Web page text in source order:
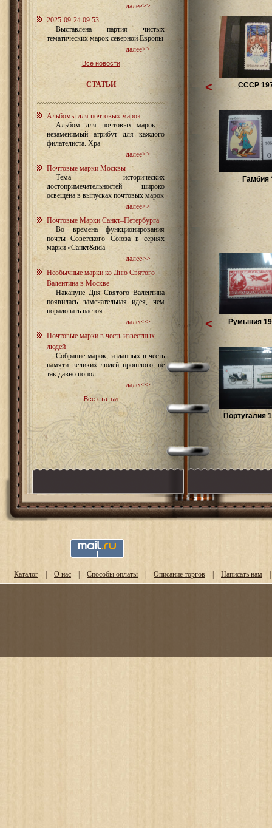
далее>>
2025-09-24 09:53
Выставлена партия чистых
тематических марок северной Европы
далее>>
Все новости
СТАТЬИ
Альбомы для почтовых марок
Альбом для почтовых марок –
незаменимый атрибут для каждого
филателиста. Хра
далее>>
Почтовые марки Москвы
Тема исторических
достопримечательностей широко
освещена в выпусках почтовых марок
далее>>
Почтовые Марки Санкт–Петербурга
Во времена функционирования
почты Советского Союза в сериях
марки «Санкт&nda
далее>>
Необычные марки ко Дню Святого
Валентина в Москве
Накануне Дня Святого Валентина
появилась замечательная идея, чем
порадовать настоя
далее>>
Почтовые марки в честь известных
людей
Собрание марок, изданных в честь
памяти великих людей прошлого, не
так давно попол
далее>>
Все статьи
СССР
Гамбия
<
Румыния
Португалия
<
Каталог | О нас | Способы оплаты | Описание торгов | Написать нам |